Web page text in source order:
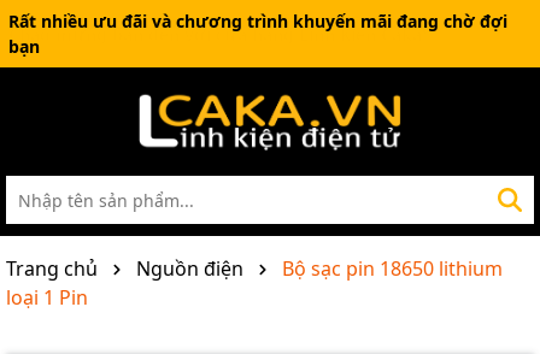
Rất nhiều ưu đãi và chương trình khuyến mãi đang chờ đợi
bạn
Trang chủ Nguồn điện
Bộ sạc pin 18650 lithium
loại 1 Pin